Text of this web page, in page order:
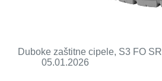
Duboke zaštitne cipele, S3 FO SR
05.01.2026